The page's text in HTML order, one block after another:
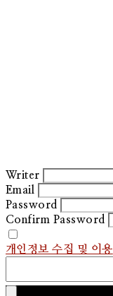
Writer
Email
Password
Confirm Password
개인정보 수집 및 이용